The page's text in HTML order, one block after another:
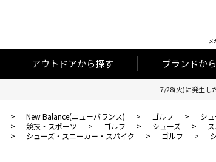
メ
アウトドアから探す ブランドか
7/28(火)に発生し
> New Balance(ニューバランス) > ゴルフ > シ
> 競技・スポーツ > ゴルフ > シューズ >
> シューズ・スニーカー・スパイク > ゴルフ >